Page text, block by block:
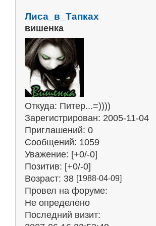
Лиса_в_Тапках
вишенка
Откуда: Питер...=))))
Зарегистрирован: 2005-11-04
Приглашений: 0
Сообщений: 1059
Уважение: [+0/-0]
Позитив: [+0/-0]
Возраст: 38 [1988-04-09]
Провел на форуме:
Не определено
Последний визит: